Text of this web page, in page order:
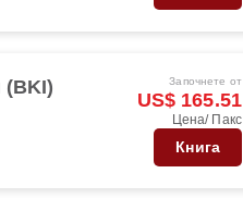
(BKI) Започнете от
US$ 165.51
Цена/ Пакс
Книга